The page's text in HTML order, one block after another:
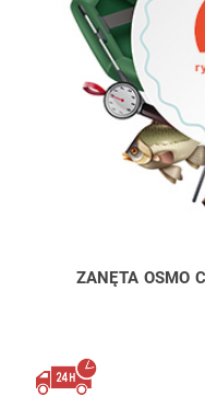
ZANĘTA OSMO